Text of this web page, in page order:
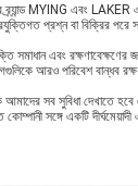
MYING এবং LAKER এর
প্রশ্ন বা বিক্রির পরে
সমাধান এবং রক্ষণাবেক্ষণের
আরও পরিবেশ বান্ধব
সব সুবিধা দেখাতে
সঙ্গে একটি